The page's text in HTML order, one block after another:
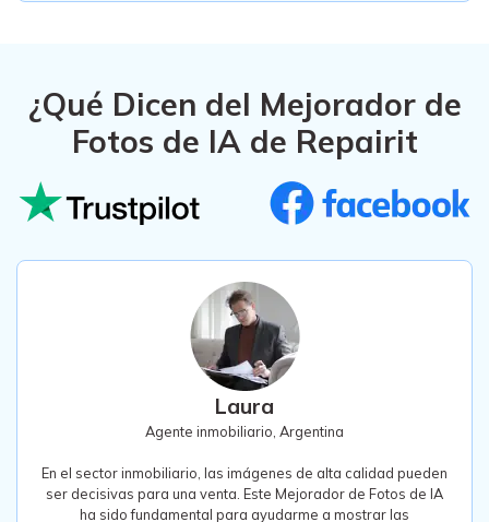
¿Qué Dicen del Mejorador de
Fotos de IA de Repairit
Laura
Agente inmobiliario, Argentina
ser decisivas para una venta. Este Mejorador de Fotos de IA
ha sido fundamental para ayudarme a mostrar las
propiedades con la mejor luz. Mejora sin esfuerzo la